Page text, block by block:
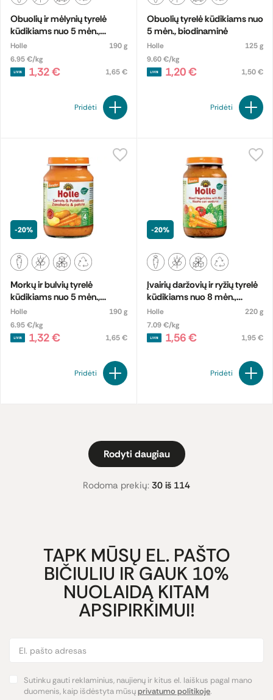
Obuolių ir mėlynių tyrelė
kūdikiams nuo 5 mėn.,
biodinaminė
Holle
190 g
6.95 €/kg
1,32 € 1,65 €
Pridėti
Obuolių tyrelė kūdikiams nuo
5 mėn., biodinaminė
Holle
125 g
9.60 €/kg
1,20 € 1,50 €
Pridėti
-20%
Morkų ir bulvių tyrelė
kūdikiams nuo 5 mėn.,
biodinaminė
Holle
190 g
6.95 €/kg
1,32 € 1,65 €
Pridėti
-20%
Įvairių daržovių ir ryžių tyrelė
kūdikiams nuo 8 mėn.,
biodinaminė
Holle
220 g
7.09 €/kg
1,56 € 1,95 €
Pridėti
Rodyti daugiau
Rodoma prekių: 30 iš 114
TAPK MŪSŲ EL. PAŠTO
BIČIULIU IR GAUK 10%
NUOLAIDĄ KITAM
APSIPIRKIMUI!
Sutinku gauti reklaminius, naujienų ir kitus el. laiškus pagal mano
duomenis, kaip išdėstyta mūsųprivatumo politikoje.